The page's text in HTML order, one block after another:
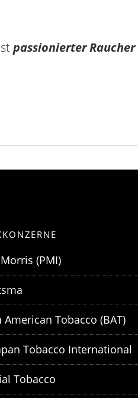
passionierter Raucher
(PMI)
American Tobacco (BAT)
Tobacco International
Tobacco